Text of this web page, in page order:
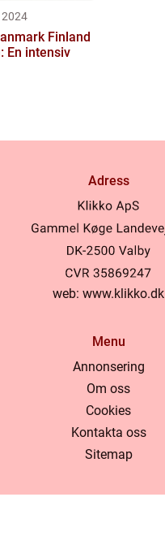
Finland
En intensiv
Adress
web: www.klikko.dk
Menu
Annonsering
Om oss
Cookies
Kontakta oss
Sitemap